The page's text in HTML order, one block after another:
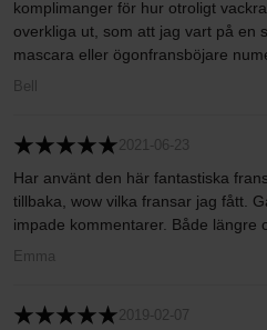
komplimanger för hur otroligt
overkliga ut, som att jag vart på en
mascara eller ögonfransböjare
Bell
2021-06-23
Har använt den här fantastiska
tillbaka, wow vilka fransar jag fått.
impade kommentarer. Både längre
Emma
2019-02-07